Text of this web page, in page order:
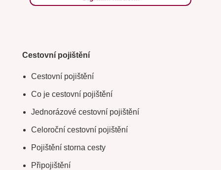
Cestovní pojištění
Cestovní pojištění
Co je cestovní pojištění
Jednorázové cestovní pojištění
Celoroční cestovní pojištění
Pojištění storna cesty
Připojištění